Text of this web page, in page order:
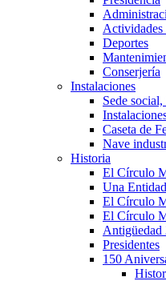
Actividades
Deportes
Conserjería
Instalaciones
Sede social,
Caseta de
Nave
Historia
El Círculo
Una
El Círculo
El Círculo
Antigüedad
Presidentes
150